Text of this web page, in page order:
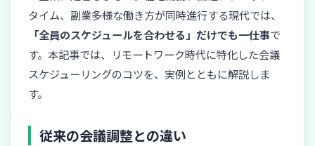
タイム、副業――多様な働き方が同時進行する現代では、
「全員のスケジュールを合わせる」だけでも一仕事で
す。本記事では、リモートワーク時代に特化した会議
スケジューリングのコツを、実例とともに解説しま
す。
従来の会議調整との違い